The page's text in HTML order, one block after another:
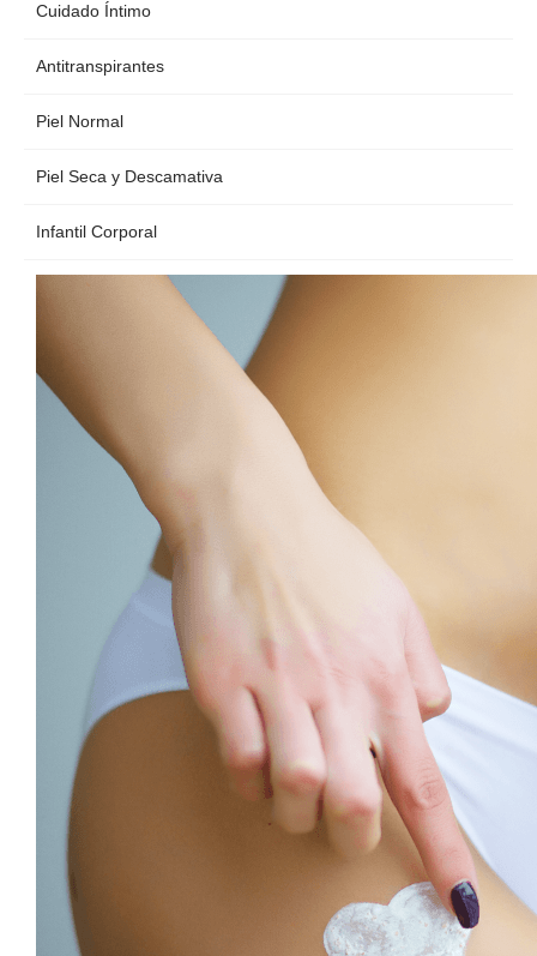
Cuidado Íntimo
Antitranspirantes
Piel Normal
Piel Seca y Descamativa
Infantil Corporal